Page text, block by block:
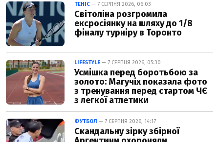
ТЕНІС — 7 СЕРПНЯ 2026, 06:03
Світоліна розгромила
ексросіянку на шляху до 1/8
фіналу турніру в Торонто
LIFESTYLE — 7 СЕРПНЯ 2026, 05:30
Усмішка перед боротьбою за
золото: Магучіх показала фото
з тренування перед стартом ЧЄ
з легкої атлетики
ФУТБОЛ — 7 СЕРПНЯ 2026, 14:17
Скандальну зірку збірної